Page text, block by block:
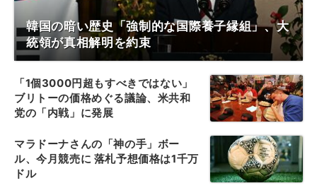
韓国の暗い歴史「強制的な国際養子縁組」、大
統領が真相解明を約束
「1個3000円超もすべきではない」
ブリトーの価格めぐる議論、米共和
党の「内戦」に発展
マラドーナさんの「神の手」ボー
ル、今月競売に 落札予想価格は1千万
ドル